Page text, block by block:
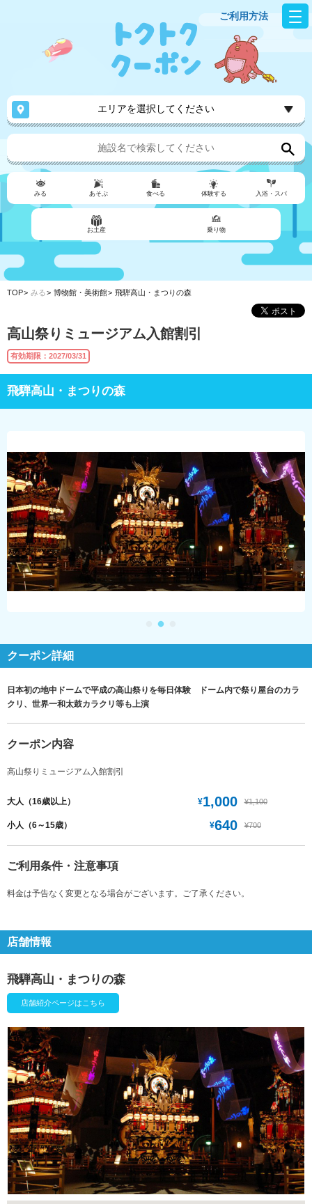
ご利用方法
エリアを選択してください
みる あそぶ 食べる 体験する 入浴・スパ
お土産 乗り物
TOP みる 博物館・美術館 飛騨高山・まつりの森
高山祭りミュージアム入館割引
有効期限：2027/03/31
飛騨高山・まつりの森
クーポン詳細
日本初の地中ドームで平成の高山祭りを毎日体験 ドーム内で祭り屋台のカラ
クリ、世界一和太鼓カラクリ等も上演
クーポン内容
高山祭りミュージアム入館割引
大人（16歳以上） ¥1,000 ¥1,100
小人（6～15歳） ¥640 ¥700
ご利用条件・注意事項
料金は予告なく変更となる場合がございます。ご了承ください。
店舗情報
飛騨高山・まつりの森
店舗紹介ページはこちら